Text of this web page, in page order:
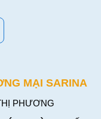
MẠI SARINA
PHƯƠNG